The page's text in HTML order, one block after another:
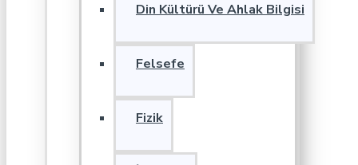
Din Kültürü Ve Ahlak Bilgisi
Felsefe
Fizik